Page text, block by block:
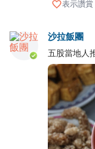
表示讚賞
沙拉飯團
五股當地人